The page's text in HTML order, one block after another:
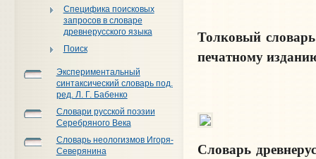
Специфика поисковых
запросов в словаре
древнерусского языка
Поиск
Экспериментальный
синтаксический словарь под.
ред. Л. Г. Бабенко
Словари русской поэзии
Серебряного Века
Словарь неологизмов Игоря-
Северянина
Толковый
печатному
Словарь